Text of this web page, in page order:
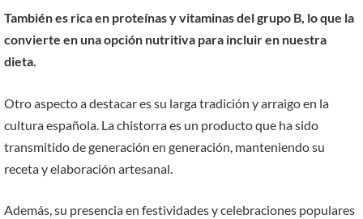
También es rica en proteínas y vitaminas del grupo B, lo que la
convierte en una opción nutritiva para incluir en nuestra
dieta.
Otro aspecto a destacar es su larga tradición y arraigo en la
cultura española. La chistorra es un producto que ha sido
transmitido de generación en generación, manteniendo su
receta y elaboración artesanal.
Además, su presencia en festividades y celebraciones populares